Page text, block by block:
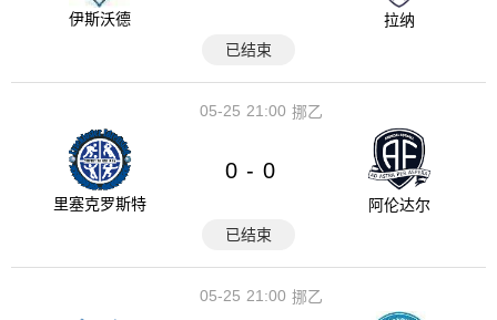
伊斯沃德
拉纳
已结束
21:00
05-25 挪乙
里塞克罗斯特
0 - 0
阿伦达尔
已结束
21:00
05-25 挪乙